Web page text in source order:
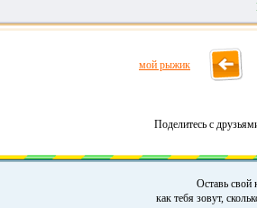
мой рыжик
Поделитесь с
Оставь свой
как тебя зовут,